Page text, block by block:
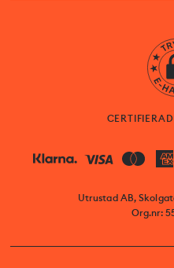
Utrustad AB,
Org.nr: